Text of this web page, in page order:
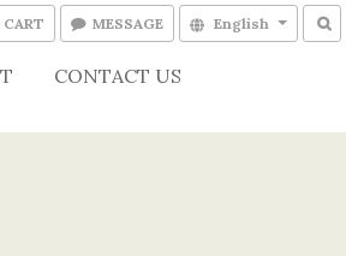
CART MESSAGE English
CONTACT US